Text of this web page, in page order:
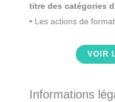
titre des catégories
• Les actions de
VOIR
Informations